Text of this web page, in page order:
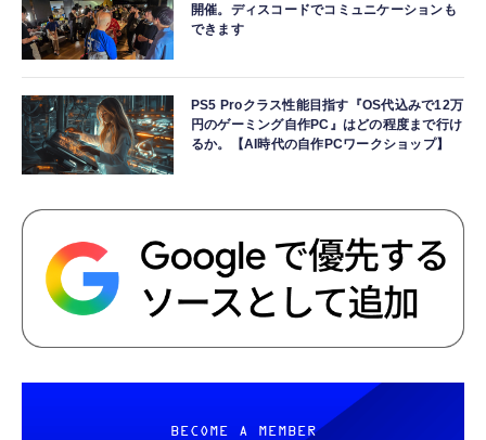
開催。ディスコードでコミュニケーションも
できます
PS5 Proクラス性能目指す『OS代込みで12万
円のゲーミング自作PC』はどの程度まで行け
るか。【AI時代の自作PCワークショップ】
BECOME A MEMBER